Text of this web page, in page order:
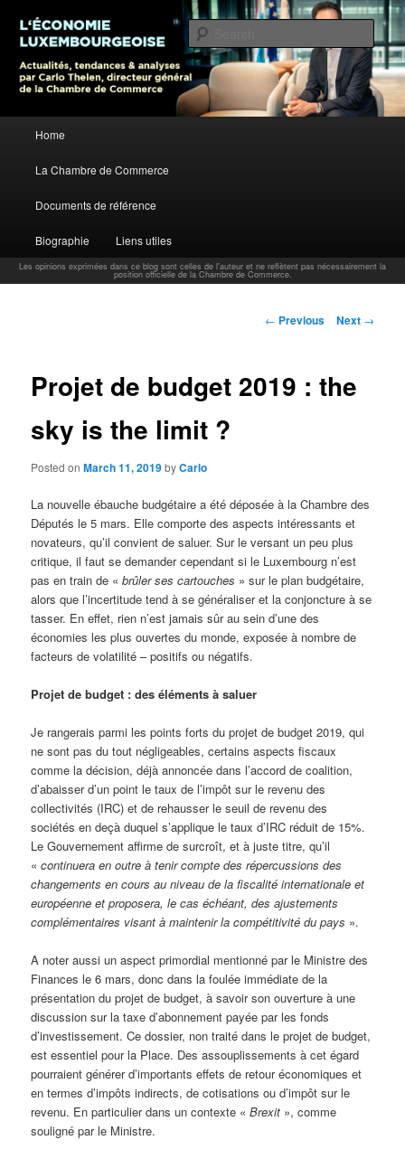
Carlo Thelen Blog
L’économie luxembourgeoise : Actualités, tendances et analyses par Carlo
Thelen, Directeur Général, Chambre de Commerce
Skip to primary content
Home
La Chambre de Commerce
Documents de référence
Biographie Liens utiles
Les opinions exprimées dans ce blog sont celles de l'auteur et ne reflètent pas nécessairement la
position officielle de la Chambre de Commerce.
Post navigation
← Previous Next →
Projet de budget 2019 : the
sky is the limit ?
Posted onMarch 11, 2019byCarlo
La nouvelle ébauche budgétaire a été déposée à la Chambre des
Députés le 5 mars. Elle comporte des aspects intéressants et
novateurs, qu’il convient de saluer. Sur le versant un peu plus
critique, il faut se demander cependant si le Luxembourg n’est
pas en train de «brûler ses cartouches » sur le plan budgétaire,
alors que l’incertitude tend à se généraliser et la conjoncture à se
tasser. En effet, rien n’est jamais sûr au sein d’une des
économies les plus ouvertes du monde, exposée à nombre de
facteurs de volatilité – positifs ou négatifs.
Projet de budget : des éléments à saluer
Je rangerais parmi les points forts du projet de budget 2019, qui
ne sont pas du tout négligeables, certains aspects fiscaux
comme la décision, déjà annoncée dans l’accord de coalition,
d’abaisser d’un point le taux de l’impôt sur le revenu des
collectivités (IRC) et de rehausser le seuil de revenu des
sociétés en deçà duquel s’applique le taux d’IRC réduit de 15%.
Le Gouvernement affirme de surcroît, et à juste titre, qu’il
«continuera en outre à tenir compte des répercussions des
changements en cours au niveau de la fiscalité internationale et
européenne et proposera, le cas échéant, des ajustements
complémentaires visant à maintenir la compétitivité du pays ».
A noter aussi un aspect primordial mentionné par le Ministre des
Finances le 6 mars, donc dans la foulée immédiate de la
présentation du projet de budget, à savoir son ouverture à une
discussion sur la taxe d’abonnement payée par les fonds
d’investissement. Ce dossier, non traité dans le projet de budget,
est essentiel pour la Place. Des assouplissements à cet égard
pourraient générer d’importants effets de retour économiques et
en termes d’impôts indirects, de cotisations ou d’impôt sur le
revenu. En particulier dans un contexte «Brexit », comme
souligné par le Ministre.